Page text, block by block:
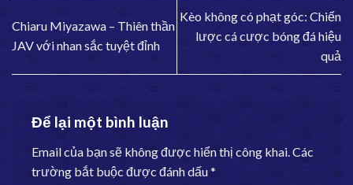
Chiaru Miyazawa – Thiên thần
JAV với nhan sắc tuyệt đỉnh
Kèo không có phạt góc: Chiến
lược cá cược bóng đá hiệu
quả
Để lại một bình luận
Email của bạn sẽ không được hiển thị công khai. Các
trường bắt buộc được đánh dấu*